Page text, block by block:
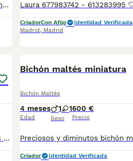
Bichón maltés Coreano 100% 8 meses, vacunas y desparasitaciones al día, microchip, pasaporte europeo, contrato de garantías sanitarias y compraventa no dudes en contactar conmigo, te doy toda la información que necesites.
CriadorCon Afijo
Identidad Verificada
Madrid , Madrid
Tlf o WhatsApp: 627925438 Preciosas camadas de bichon maltes de linea americana y coreana, se entregan con minimo de dos meses y medio de edad y sus vacunas correspondientes, desparasitados interna y externamente, pasaporte y microchip, contrato de compra y garantia de salud. preferiblemente recogida en mano pero también podemos entregar en toda España mediante transporte de alta calidad preparado para animales y con chofer particular con posibilidad de pago contra reembolso Llámanos o háblanos por whats app.
Bichón maltés miniatura
Bichón Maltés
4 meses
Edad
1 1
Sexo
600 €
Precio
Criador
Identidad Verificada